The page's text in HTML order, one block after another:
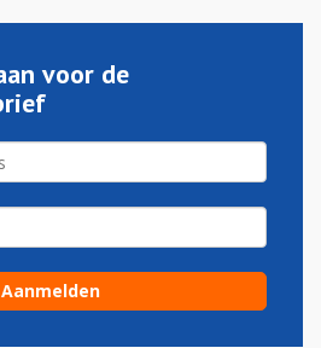
voor de